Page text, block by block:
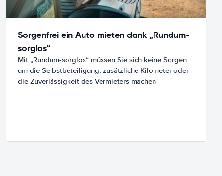
Sorgenfrei ein Auto mieten dank „Rundum-
sorglos“
Mit „Rundum-sorglos“ müssen Sie sich keine Sorgen
um die Selbstbeteiligung, zusätzliche Kilometer oder
die Zuverlässigkeit des Vermieters machen